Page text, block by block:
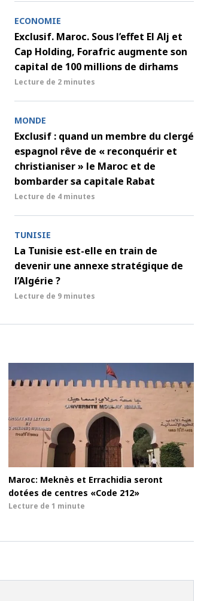
ECONOMIE
Exclusif. Maroc. Sous l’effet El Alj et
Cap Holding, Forafric augmente son
capital de 100 millions de dirhams
Lecture de 2 minutes
MONDE
Exclusif : quand un membre du clergé
espagnol rêve de « reconquérir et
christianiser » le Maroc et de
bombarder sa capitale Rabat
Lecture de 4 minutes
TUNISIE
La Tunisie est-elle en train de
devenir une annexe stratégique de
l’Algérie ?
Lecture de 9 minutes
Maroc: Meknès et Errachidia seront
dotées de centres «Code 212»
Lecture de 1 minute